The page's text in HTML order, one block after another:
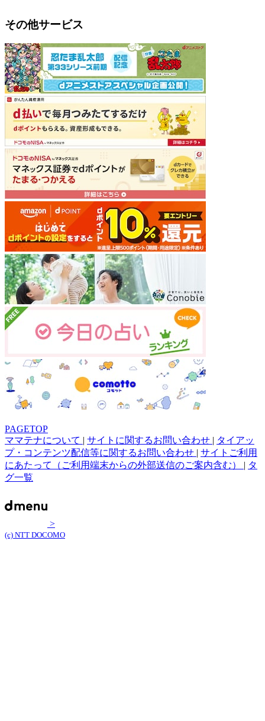
その他サービス
PAGETOP
ママテナについて | サイトに関するお問い合わせ | タイアッ
プ・コンテンツ配信等に関するお問い合わせ | サイトご利用
にあたって（ご利用端末からの外部送信のご案内含む） | タ
グ一覧
>
(c) NTT DOCOMO